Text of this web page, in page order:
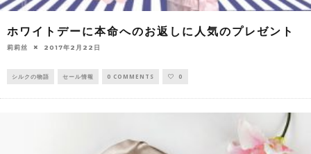
ホワイトデーに本命へのお返しに人気のプレゼント
莉莉丝 2017年2月22日
シルクの物語 セール情報 0 COMMENTS 0